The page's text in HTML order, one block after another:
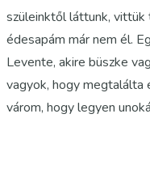
szüleinktől láttunk, vittük
édesapám már nem él.
Levente, akire büszke
vagyok, hogy megtalálta
várom, hogy legyen